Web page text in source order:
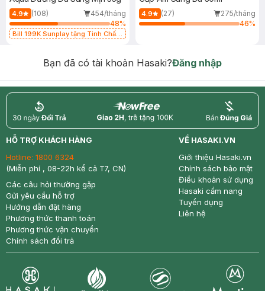
4.9 (108)
454/tháng
48%
Bill 199K Sunplay tặng Tinh Chất
4.9 (27)
275/tháng
46%
Bạn đã có tài khoản Hasaki?Đăng nhập
return nowfree price
HỖ TRỢ KHÁCH HÀNG
Hotline: 1800 6324
(Miễn phí , 08-22h kể cả T7, CN)
Các câu hỏi thường gặp
Gửi yêu cầu hỗ trợ
Hướng dẫn đặt hàng
Phương thức thanh toán
Phương thức vận chuyển
Chính sách đổi trả
VỀ HASAKI.VN
Giới thiệu Hasaki.vn
Chính sách bảo mật
Điều khoản sử dụng
Hasaki cẩm nang
Tuyển dụng
Liên hệ